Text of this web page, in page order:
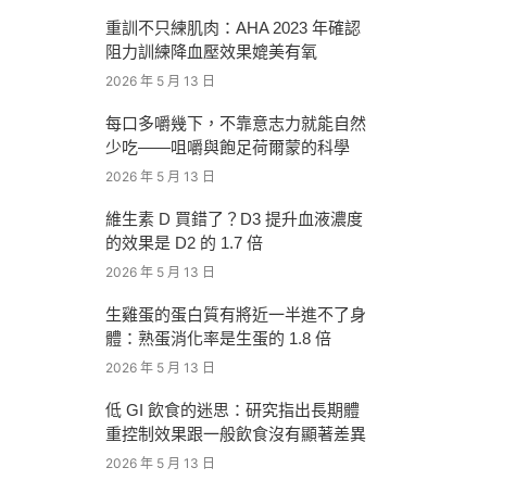
重訓不只練肌肉：AHA 2023 年確認
阻力訓練降血壓效果媲美有氧
2026 年 5 月 13 日
每口多嚼幾下，不靠意志力就能自然
少吃——咀嚼與飽足荷爾蒙的科學
2026 年 5 月 13 日
維生素 D 買錯了？D3 提升血液濃度
的效果是 D2 的 1.7 倍
2026 年 5 月 13 日
生雞蛋的蛋白質有將近一半進不了身
體：熟蛋消化率是生蛋的 1.8 倍
2026 年 5 月 13 日
低 GI 飲食的迷思：研究指出長期體
重控制效果跟一般飲食沒有顯著差異
2026 年 5 月 13 日